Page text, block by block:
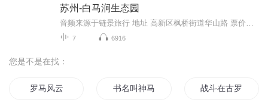
苏州-白马涧生态园
7 6916
您是不是在找：
罗马风云 书名叫神马 战斗在古罗马帝国